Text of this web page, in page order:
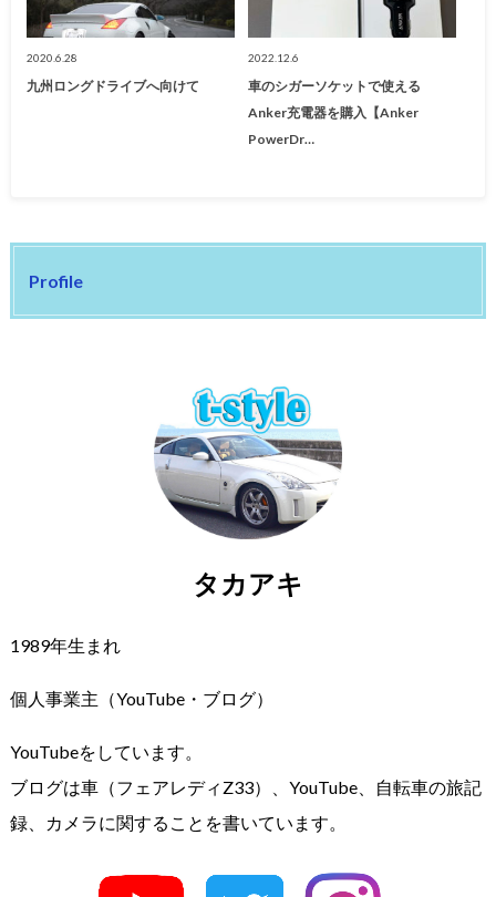
2020.6.28
九州ロングドライブへ向けて
2022.12.6
車のシガーソケットで使える
Anker充電器を購入【Anker
PowerDr…
Profile
タカアキ
1989年生まれ
個人事業主（YouTube・ブログ）
YouTubeをしています。
ブログは車（フェアレディZ33）、YouTube、自転車の旅記
録、カメラに関することを書いています。